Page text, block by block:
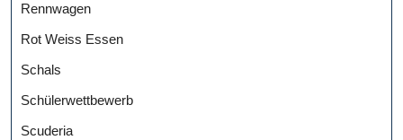
Rennwagen
Rot Weiss Essen
Schals
Schülerwettbewerb
Scuderia